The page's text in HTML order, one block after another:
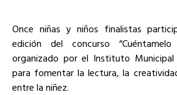
Once niñas y niños finalistas
edición del concurso
organizado por el Instituto Municipal
para fomentar la lectura, la
entre la niñez.